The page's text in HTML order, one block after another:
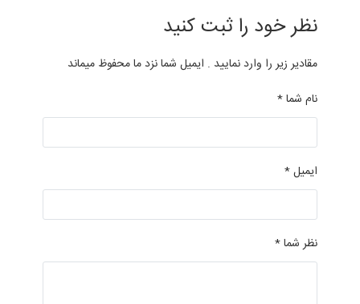
نظر خود را ثبت کنید
مقادیر زیر را وارد نمایید . ایمیل شما نزد ما محفوظ میماند
نام شما *
ایمیل *
نظر شما *